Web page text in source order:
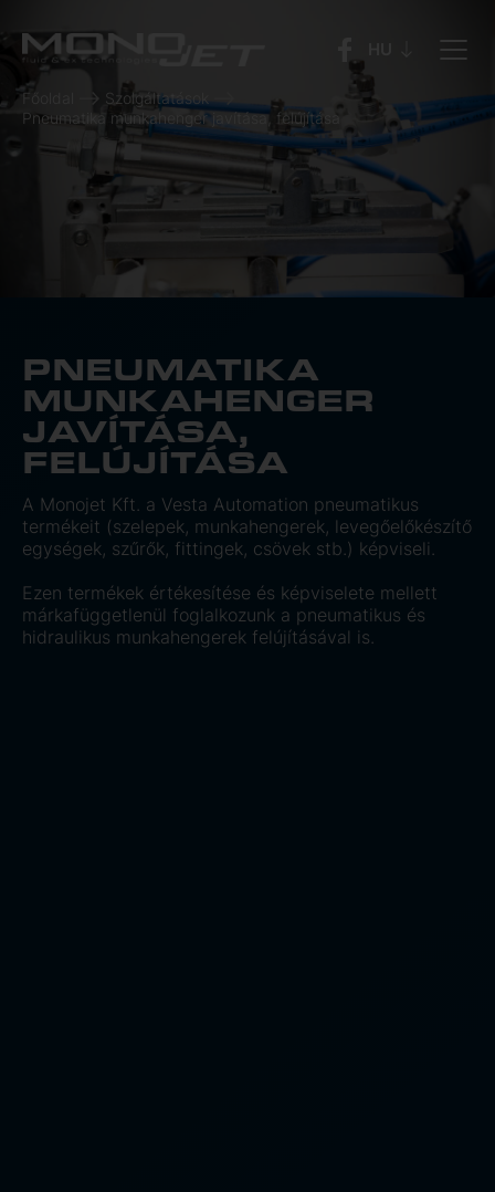
Főoldal
Szolgáltatások
Pneumatika munkahenger javítása, felújítása
PNEUMATIKA
MUNKAHENGER
JAVÍTÁSA,
FELÚJÍTÁSA
A Monojet Kft. a Vesta Automation pneumatikus
termékeit (szelepek, munkahengerek, levegőelőkészítő
egységek, szűrők, fittingek, csövek stb.) képviseli.
Ezen termékek értékesítése és képviselete mellett
márkafüggetlenül foglalkozunk a pneumatikus és
hidraulikus munkahengerek felújításával is.